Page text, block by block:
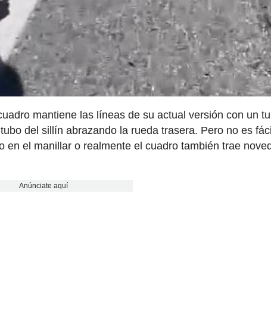
mantiene las líneas de su actual versión con un
del sillín abrazando la rueda trasera. Pero no es fácil
en el manillar o realmente el cuadro también trae
Anúnciate aquí